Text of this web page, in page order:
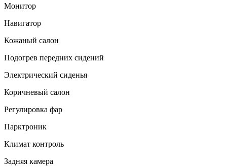
Монитор
Навигатор
Кожаный салон
Подогрев передних сидений
Электрический сиденья
Коричневый салон
Регулировка фар
Парктроник
Климат контроль
Задняя камера